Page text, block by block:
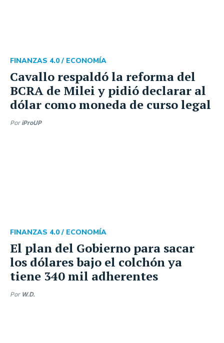
Cavallo respaldó la reforma del
BCRA de Milei y pidió declarar al
dólar como moneda de curso legal
FINANZAS 4.0 / ECONOMÍA
Por iProUP
El plan del Gobierno para sacar
los dólares bajo el colchón ya
tiene 340 mil adherentes
FINANZAS 4.0 / ECONOMÍA
Por W.D.